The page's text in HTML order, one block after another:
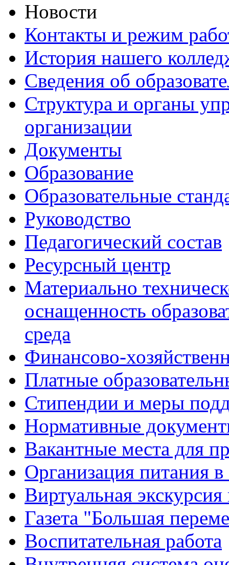
Новости
Контакты и режим
История нашего
Сведения об
Структура и органы
организации
Документы
Образование
Образовательные
Руководство
Педагогический состав
Ресурсный центр
Материально
оснащенность
среда
Финансово-
Платные
Стипендии и меры
Нормативные
Вакантные места для
Организация питания в
Виртуальная
Газета "Большая
Воспитательная работа